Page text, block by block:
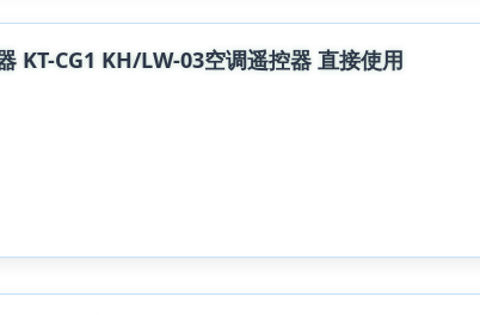
KT-CG1 KH/LW-03空调遥控器 直接使用